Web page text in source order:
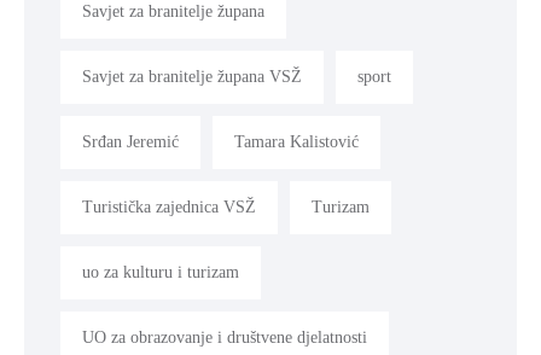
Savjet za branitelje župana
Savjet za branitelje župana VSŽ sport
Srđan Jeremić Tamara Kalistović
Turistička zajednica VSŽ Turizam
uo za kulturu i turizam
UO za obrazovanje i društvene djelatnosti